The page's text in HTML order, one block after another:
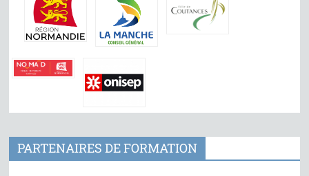
PARTENAIRES DE FORMATION